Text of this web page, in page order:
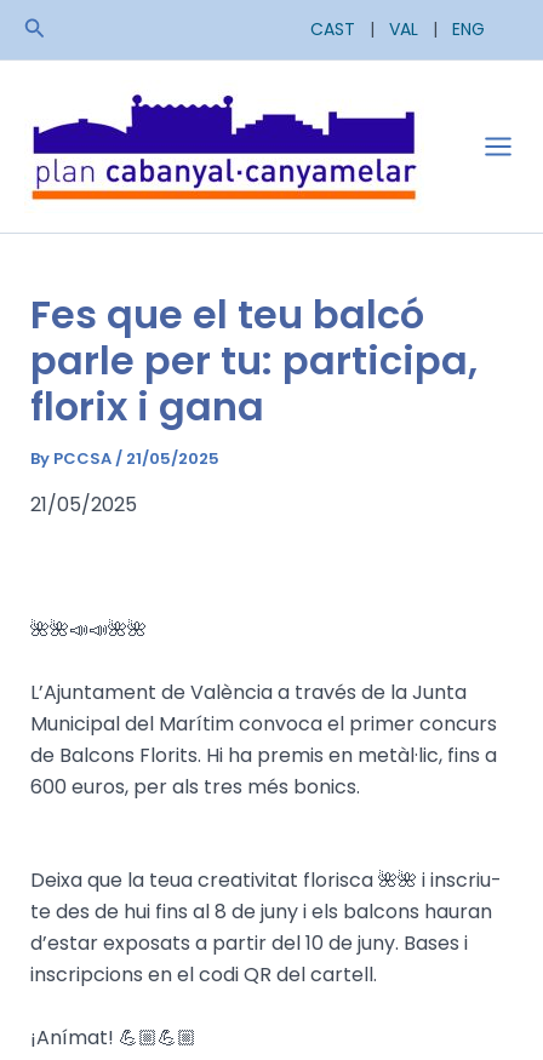
SkipSearch CAST | VAL | ENG
Fes que el teu balcó
parle per tu: participa,
florix i gana
By PCCSA/ 21/05/2025
21/05/2025
🌺🌺📣📣🌺🌺
L’Ajuntament de València a través de la Junta
Municipal del Marítim convoca el primer concurs
de Balcons Florits. Hi ha premis en metàl·lic, fins a
600 euros, per als tres més bonics.
Deixa que la teua creativitat florisca 🌺🌺 i inscriu-
te des de hui fins al 8 de juny i els balcons hauran
d’estar exposats a partir del 10 de juny. Bases i
inscripcions en el codi QR del cartell.
¡Anímat! 💪🏼💪🏼